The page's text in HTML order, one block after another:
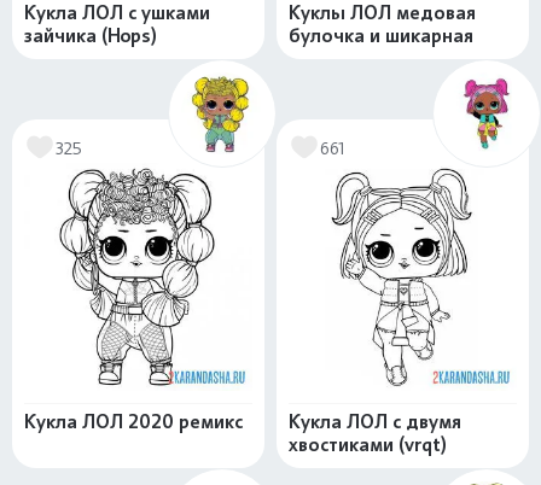
Кукла ЛОЛ с ушками
зайчика (Hops)
Куклы ЛОЛ медовая
булочка и шикарная
325
Кукла ЛОЛ 2020 ремикс
661
Кукла ЛОЛ с двумя
хвостиками (vrqt)